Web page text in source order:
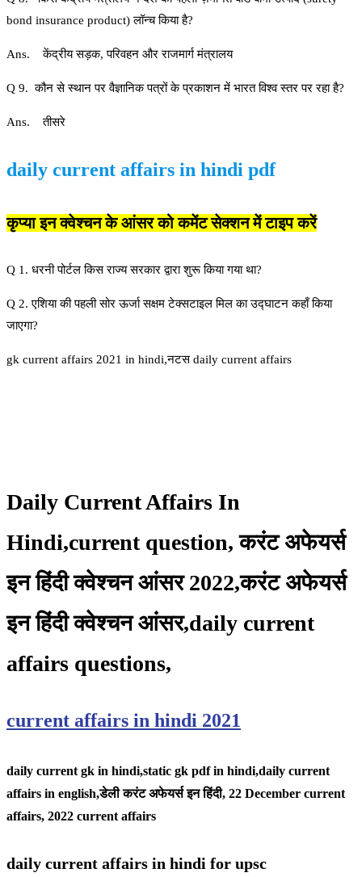
bond insurance product) लॉन्च किया है?
Ans. केंद्रीय सड़क, परिवहन और राजमार्ग मंत्रालय
Q 9. कौन से स्थान पर वैज्ञानिक पत्रों के प्रकाशन में भारत विश्व स्तर पर रहा है?
Ans. तीसरे
daily current affairs in hindi pdf
कृप्या इन क्वेश्चन के आंसर को कमेंट सेक्शन में टाइप करें
Q 1. धरनी पोर्टल किस राज्य सरकार द्वारा शुरू किया गया था?
Q 2. एशिया की पहली सोर ऊर्जा सक्षम टेक्सटाइल मिल का उद्घाटन कहाँ किया
जाएगा?
gk current affairs 2021 in hindi,नटस daily current affairs
Daily Current Affairs In
Hindi,current question, करंट अफेयर्स
इन हिंदी क्वेश्चन आंसर 2022,करंट अफेयर्स
इन हिंदी क्वेश्चन आंसर,daily current
affairs questions,
current affairs in hindi 2021
daily current gk in hindi,static gk pdf in hindi,daily current
affairs in english,डेली करंट अफेयर्स इन हिंदी, 22 December current
affairs, 2022 current affairs
daily current affairs in hindi for upsc